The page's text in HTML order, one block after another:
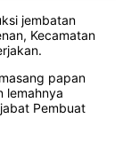
jembatan
Kecamatan
papan
lemahnya
Pembuat